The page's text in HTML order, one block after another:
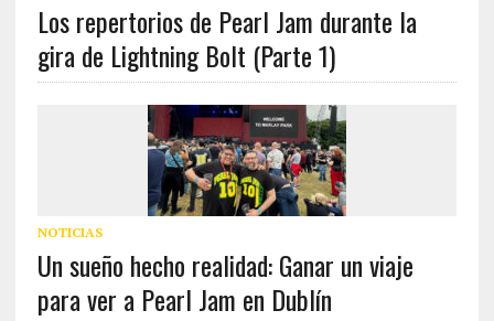
Los repertorios de Pearl Jam durante la
gira de Lightning Bolt (Parte 1)
NOTICIAS
Un sueño hecho realidad: Ganar un viaje
para ver a Pearl Jam en Dublín